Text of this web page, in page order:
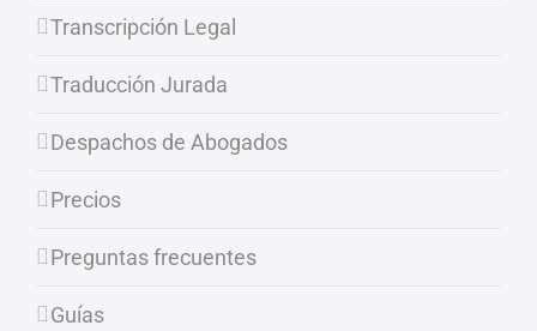
Transcripción Legal
Traducción Jurada
Despachos de Abogados
Precios
Preguntas frecuentes
Guías